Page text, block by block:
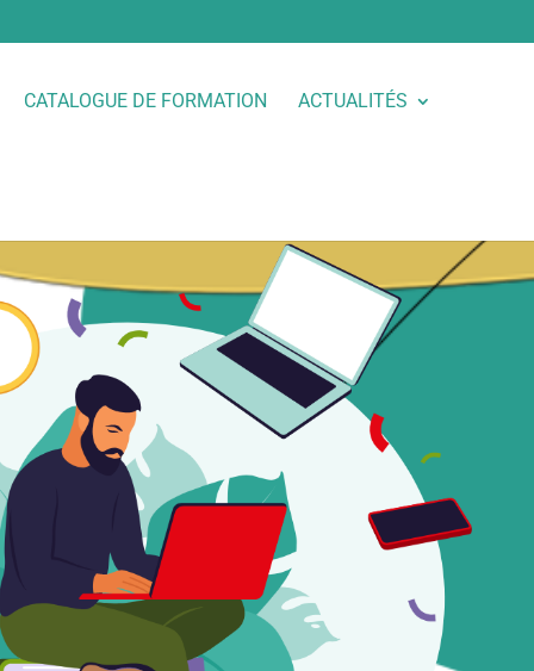
CATALOGUE DE FORMATION ACTUALITÉS